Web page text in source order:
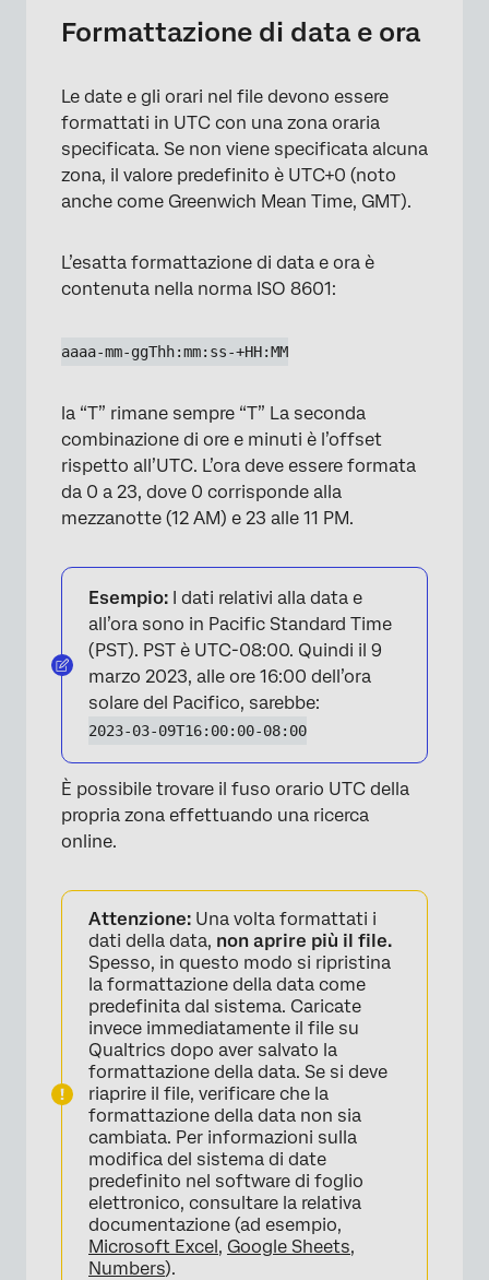
Formattazione di data e ora
Le date e gli orari nel file devono essere
formattati in UTC con una zona oraria
specificata. Se non viene specificata alcuna
zona, il valore predefinito è UTC+0 (noto
anche come Greenwich Mean Time, GMT).
L’esatta formattazione di data e ora è
contenuta nella norma ISO 8601:
aaaa-mm-ggThh:mm:ss-+HH:MM
la “T” rimane sempre “T” La seconda
combinazione di ore e minuti è l’offset
rispetto all’UTC. L’ora deve essere formata
da 0 a 23, dove 0 corrisponde alla
mezzanotte (12 AM) e 23 alle 11 PM.
Esempio: I dati relativi alla data e
all’ora sono in Pacific Standard Time
(PST). PST è UTC-08:00. Quindi il 9
marzo 2023, alle ore 16:00 dell’ora
solare del Pacifico, sarebbe:
2023-03-09T16:00:00-08:00
È possibile trovare il fuso orario UTC della
propria zona effettuando una ricerca
online.
Attenzione: Una volta formattati i
dati della data, non aprire più il file.
Spesso, in questo modo si ripristina
la formattazione della data come
predefinita dal sistema. Caricate
invece immediatamente il file su
Qualtrics dopo aver salvato la
formattazione della data. Se si deve
riaprire il file, verificare che la
formattazione della data non sia
cambiata. Per informazioni sulla
modifica del sistema di date
predefinito nel software di foglio
elettronico, consultare la relativa
documentazione (ad esempio,
Microsoft Excel, Google Sheets,
Numbers).